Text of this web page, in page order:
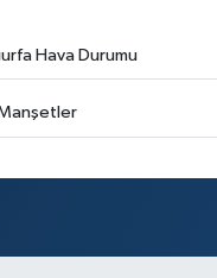
Hava Durumu